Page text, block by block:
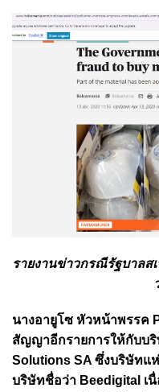
รายงานข่าวกรณีรัฐบาล
นางอายูโซ หัวหน้าพรรค
สัญญาอีกรายการให้กับบริ
Solutions SA ซึ่งบริษัทแ
บริษัทชื่อว่า Beedigital เ